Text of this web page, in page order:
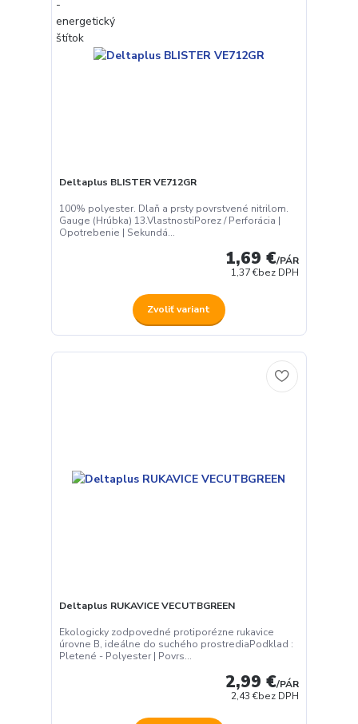
Deltaplus BLISTER VE712GR
100% polyester. Dlaň a prsty povrstvené nitrilom.
Gauge (Hrúbka) 13.VlastnostiPorez / Perforácia |
Opotrebenie | Sekundá...
1,69 €/PÁR
1,37 €bez DPH
Zvoliť variant
Deltaplus RUKAVICE VECUTBGREEN
Ekologicky zodpovedné protiporézne rukavice
úrovne B, ideálne do suchého prostrediaPodklad :
Pletené - Polyester | Povrs...
2,99 €/PÁR
2,43 €bez DPH